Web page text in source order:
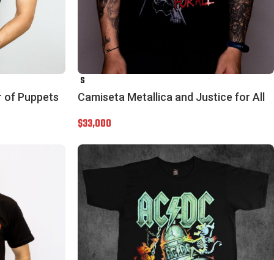
of Puppets
S
Camiseta Metallica and Justice for All
$33,000